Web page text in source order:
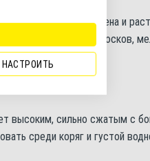
плоды, семена и
поедать моллюсков,
высоким, сильно сжатым с
среди коряг и густой
НАСТРОИТЬ